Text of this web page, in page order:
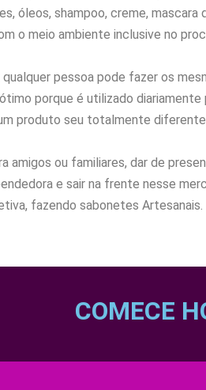
óleos, shampoo, creme,
o meio ambiente inclusive no
pessoa pode fazer os
porque é utilizado diariamente
produto seu totalmente
amigos ou familiares, dar de
e sair na frente nesse
fazendo sabonetes Artesanais.
COMECE